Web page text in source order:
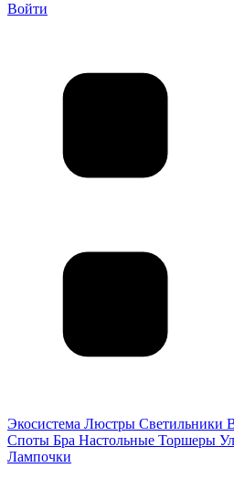
Войти
Экосистема Люстры Светильники
Споты Бра Настольные Торшеры
Лампочки